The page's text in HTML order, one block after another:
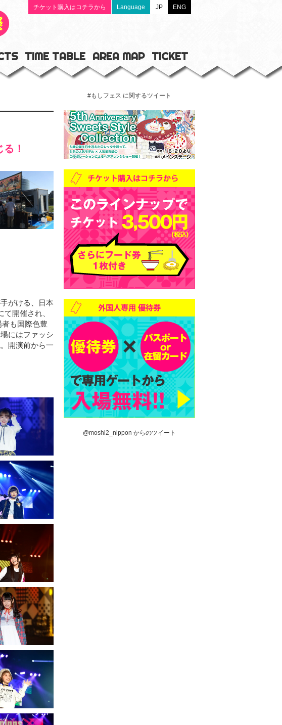
TIME TABLE AREA MAP TICKET
チケット購入はコチラから Language JP ENG
！
がける、日本
開催され、
も国際色豊
にはファッシ
開演前から一
#もしフェス‬ に関するツイート
@moshi2_nippon からのツイート